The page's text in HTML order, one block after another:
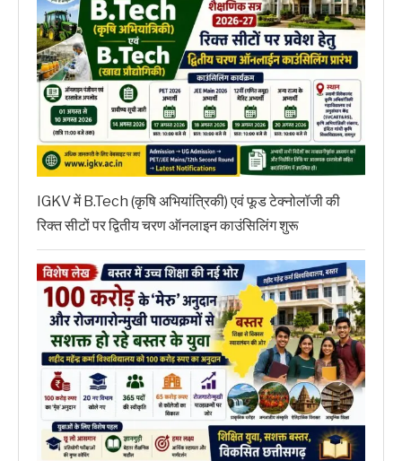
IGKV में B.Tech (कृषि अभियांत्रिकी) एवं फूड टेक्नोलॉजी की
रिक्त सीटों पर द्वितीय चरण ऑनलाइन काउंसिलिंग शुरू